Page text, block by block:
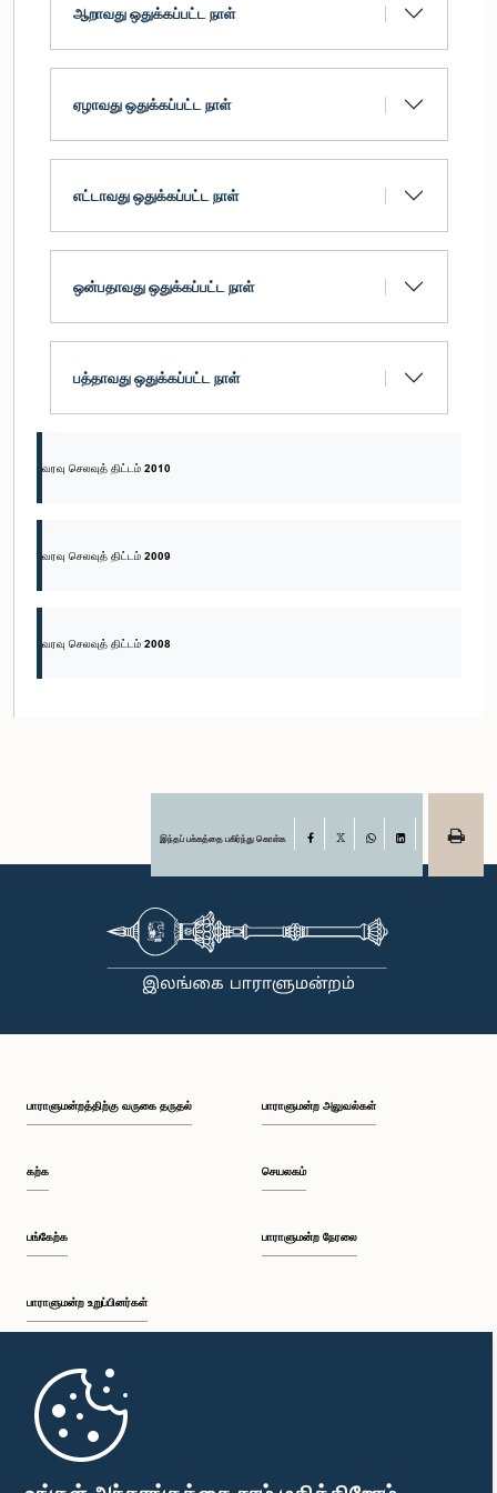
தேசிய நூதனசாலைத் திணைக்களம்
தேசிய சுவடிக்கூடத் திணைக்களம்
206
கலாசார அலுவல்கள் திணைக்களம்
ஆறாவது ஒதுக்கப்பட்ட நாள்
ஏழாவது ஒதுக்கப்பட்ட நாள்
எட்டாவது ஒதுக்கப்பட்ட நாள்
ஒன்பதாவது ஒதுக்கப்பட்ட நாள்
பத்தாவது ஒதுக்கப்பட்ட நாள்
வரவு செலவுத் திட்டம் 2010
வரவு செலவுத் திட்டம் 2009
வரவு செலவுத் திட்டம் 2008
இந்தப் பக்கத்தை பகிர்ந்து கொள்க Facebook
பாராளுமன்றத்திற்கு வருகை தருதல்
கற்க
பங்கேற்க
பாராளுமன்ற உறுப்பினர்கள்
முதற்பக்கம்
பாராளுமன்ற அலுவல்கள்
செயலகம்
பாராளுமன்ற நேரலை
பாராளுமன்ற கையடக்க செயலி